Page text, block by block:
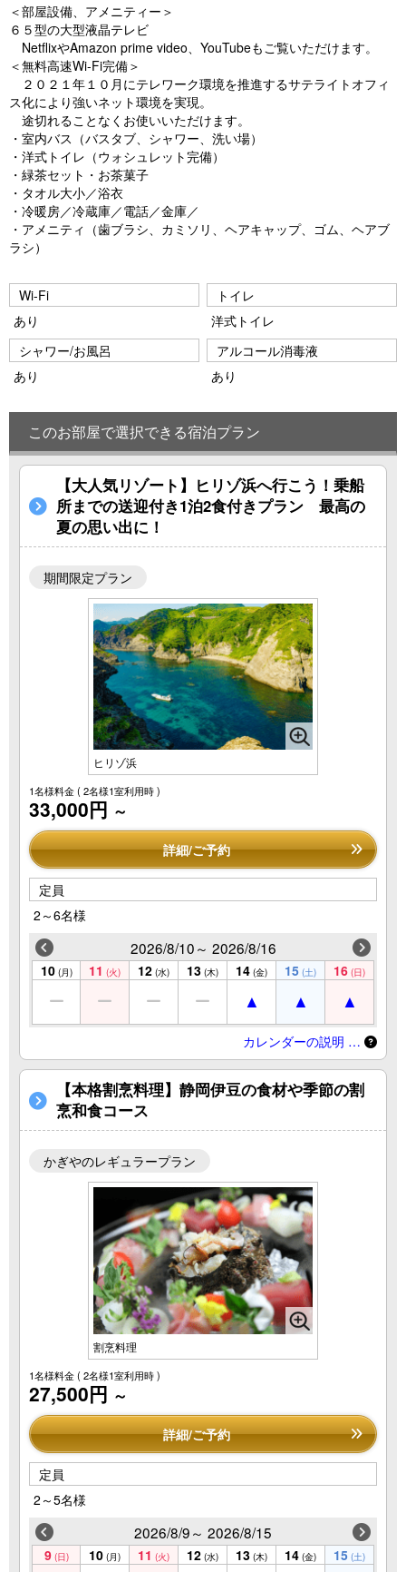
u
s
＜部屋設備、アメニティー＞
６５型の大型液晶テレビ
NetflixやAmazon prime video、YouTubeもご覧いただけます。
＜無料高速Wi-Fi完備＞
２０２１年１０月にテレワーク環境を推進するサテライトオフィ
ス化により強いネット環境を実現。
途切れることなくお使いいただけます。
・室内バス（バスタブ、シャワー、洗い場）
・洋式トイレ（ウォシュレット完備）
・緑茶セット・お茶菓子
・タオル大小／浴衣
・冷暖房／冷蔵庫／電話／金庫／
・アメニティ（歯ブラシ、カミソリ、ヘアキャップ、ゴム、ヘアブ
ラシ）
Wi-Fi
あり
トイレ
洋式トイレ
シャワー/お風呂
あり
アルコール消毒液
あり
このお部屋で選択できる宿泊プラン
【大人気リゾート】ヒリゾ浜へ行こう！乗船
所までの送迎付き1泊2食付きプラン 最高の
夏の思い出に！
期間限定プラン
ヒリゾ浜
1名様料金( 2名様1室利用時 )
33,000円 ～
詳細/ご予約
定員
2～6名様
2026/8/10～ 2026/8/16
10 (月) 11 (火) 12 (水) 13 (木) 14 (金) 15 (土) 16 (日)
カレンダーの説明 …
【本格割烹料理】静岡伊豆の食材や季節の割
烹和食コース
かぎやのレギュラープラン
割烹料理
1名様料金( 2名様1室利用時 )
27,500円 ～
詳細/ご予約
定員
2～5名様
2026/8/9～ 2026/8/15
9 (日) 10 (月) 11 (火) 12 (水) 13 (木) 14 (金) 15 (土)